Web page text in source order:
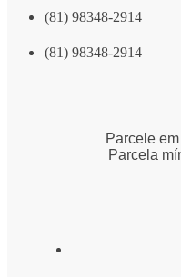
(81) 98348-2914
(81) 98348-2914
Parcele
Parcela